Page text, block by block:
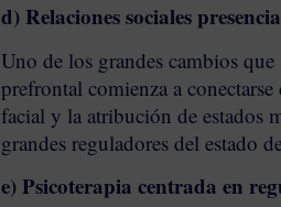
d) Relaciones sociales
Uno de los grandes cambios
prefrontal comienza a
facial y la atribución de estados
grandes reguladores del estado
e) Psicoterapia centrada en